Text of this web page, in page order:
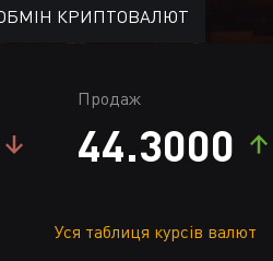
КРИПТОВАЛЮТ
Продаж
44.3000
Уся таблиця курсів валют